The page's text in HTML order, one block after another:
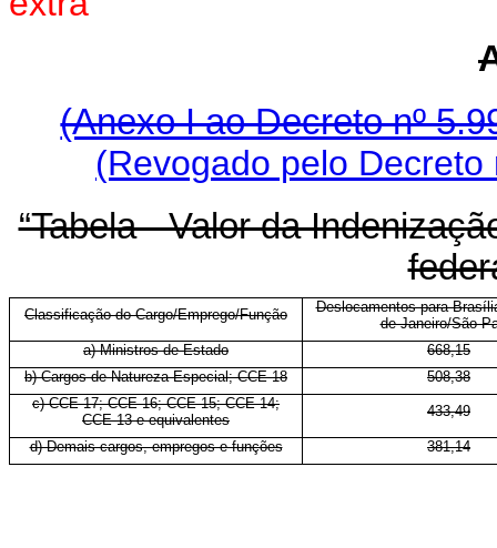
(Anexo I ao Decreto nº
(Revogado pelo Decreto
“Tabela - Valor da
Classificação do Cargo/Emprego/Função
Deslocamentos para
de Janeiro/São
a) Ministros de Estado
668,15
b) Cargos de Natureza Especial; CCE-18
508,38
c) CCE-17; CCE-16; CCE-15; CCE-14;
CCE-13 e equivalentes
433,49
d) Demais cargos, empregos e funções 381,14